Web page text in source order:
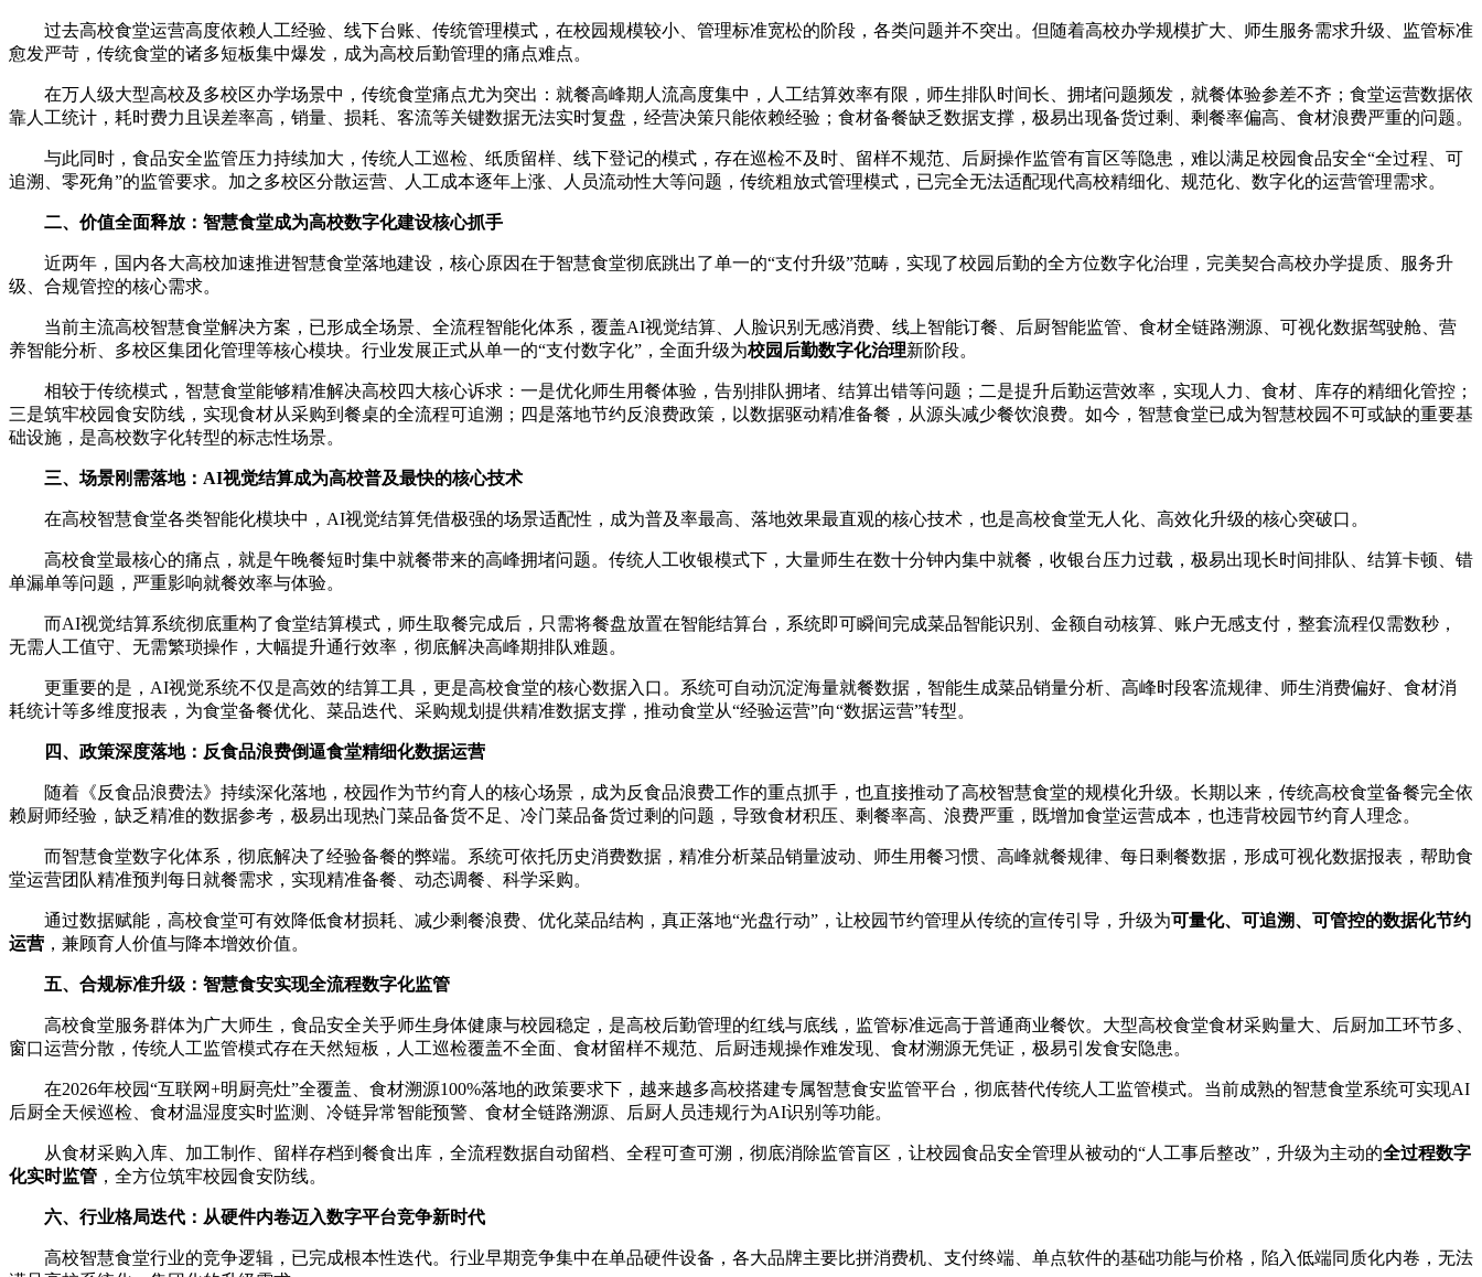
过去高校食堂运营高度依赖人工经验、线下台账、传统管理模式，在校园规模较小、管理标准宽松的阶段，各类问题并不突出。但随着高校办学规模扩大、师生服务需求升级、监管标准
愈发严苛，传统食堂的诸多短板集中爆发，成为高校后勤管理的痛点难点。
在万人级大型高校及多校区办学场景中，传统食堂痛点尤为突出：就餐高峰期人流高度集中，人工结算效率有限，师生排队时间长、拥堵问题频发，就餐体验参差不齐；食堂运营数据依
靠人工统计，耗时费力且误差率高，销量、损耗、客流等关键数据无法实时复盘，经营决策只能依赖经验；食材备餐缺乏数据支撑，极易出现备货过剩、剩餐率偏高、食材浪费严重的问题。
与此同时，食品安全监管压力持续加大，传统人工巡检、纸质留样、线下登记的模式，存在巡检不及时、留样不规范、后厨操作监管有盲区等隐患，难以满足校园食品安全“全过程、可
追溯、零死角”的监管要求。加之多校区分散运营、人工成本逐年上涨、人员流动性大等问题，传统粗放式管理模式，已完全无法适配现代高校精细化、规范化、数字化的运营管理需求。
二、价值全面释放：智慧食堂成为高校数字化建设核心抓手
近两年，国内各大高校加速推进智慧食堂落地建设，核心原因在于智慧食堂彻底跳出了单一的“支付升级”范畴，实现了校园后勤的全方位数字化治理，完美契合高校办学提质、服务升
级、合规管控的核心需求。
当前主流高校智慧食堂解决方案，已形成全场景、全流程智能化体系，覆盖AI视觉结算、人脸识别无感消费、线上智能订餐、后厨智能监管、食材全链路溯源、可视化数据驾驶舱、营
养智能分析、多校区集团化管理等核心模块。行业发展正式从单一的“支付数字化”，全面升级为校园后勤数字化治理新阶段。
相较于传统模式，智慧食堂能够精准解决高校四大核心诉求：一是优化师生用餐体验，告别排队拥堵、结算出错等问题；二是提升后勤运营效率，实现人力、食材、库存的精细化管控；
三是筑牢校园食安防线，实现食材从采购到餐桌的全流程可追溯；四是落地节约反浪费政策，以数据驱动精准备餐，从源头减少餐饮浪费。如今，智慧食堂已成为智慧校园不可或缺的重要基
础设施，是高校数字化转型的标志性场景。
三、场景刚需落地：AI视觉结算成为高校普及最快的核心技术
在高校智慧食堂各类智能化模块中，AI视觉结算凭借极强的场景适配性，成为普及率最高、落地效果最直观的核心技术，也是高校食堂无人化、高效化升级的核心突破口。
高校食堂最核心的痛点，就是午晚餐短时集中就餐带来的高峰拥堵问题。传统人工收银模式下，大量师生在数十分钟内集中就餐，收银台压力过载，极易出现长时间排队、结算卡顿、错
单漏单等问题，严重影响就餐效率与体验。
而AI视觉结算系统彻底重构了食堂结算模式，师生取餐完成后，只需将餐盘放置在智能结算台，系统即可瞬间完成菜品智能识别、金额自动核算、账户无感支付，整套流程仅需数秒，
无需人工值守、无需繁琐操作，大幅提升通行效率，彻底解决高峰期排队难题。
更重要的是，AI视觉系统不仅是高效的结算工具，更是高校食堂的核心数据入口。系统可自动沉淀海量就餐数据，智能生成菜品销量分析、高峰时段客流规律、师生消费偏好、食材消
耗统计等多维度报表，为食堂备餐优化、菜品迭代、采购规划提供精准数据支撑，推动食堂从“经验运营”向“数据运营”转型。
四、政策深度落地：反食品浪费倒逼食堂精细化数据运营
随着《反食品浪费法》持续深化落地，校园作为节约育人的核心场景，成为反食品浪费工作的重点抓手，也直接推动了高校智慧食堂的规模化升级。长期以来，传统高校食堂备餐完全依
赖厨师经验，缺乏精准的数据参考，极易出现热门菜品备货不足、冷门菜品备货过剩的问题，导致食材积压、剩餐率高、浪费严重，既增加食堂运营成本，也违背校园节约育人理念。
而智慧食堂数字化体系，彻底解决了经验备餐的弊端。系统可依托历史消费数据，精准分析菜品销量波动、师生用餐习惯、高峰就餐规律、每日剩餐数据，形成可视化数据报表，帮助食
堂运营团队精准预判每日就餐需求，实现精准备餐、动态调餐、科学采购。
通过数据赋能，高校食堂可有效降低食材损耗、减少剩餐浪费、优化菜品结构，真正落地“光盘行动”，让校园节约管理从传统的宣传引导，升级为可量化、可追溯、可管控的数据化节约
运营 ，兼顾育人价值与降本增效价值。
五、合规标准升级：智慧食安实现全流程数字化监管
高校食堂服务群体为广大师生，食品安全关乎师生身体健康与校园稳定，是高校后勤管理的红线与底线，监管标准远高于普通商业餐饮。大型高校食堂食材采购量大、后厨加工环节多、
窗口运营分散，传统人工监管模式存在天然短板，人工巡检覆盖不全面、食材留样不规范、后厨违规操作难发现、食材溯源无凭证，极易引发食安隐患。
在2026年校园“互联网+明厨亮灶”全覆盖、食材溯源100%落地的政策要求下，越来越多高校搭建专属智慧食安监管平台，彻底替代传统人工监管模式。当前成熟的智慧食堂系统可实现AI
后厨全天候巡检、食材温湿度实时监测、冷链异常智能预警、食材全链路溯源、后厨人员违规行为AI识别等功能。
从食材采购入库、加工制作、留样存档到餐食出库，全流程数据自动留档、全程可查可溯，彻底消除监管盲区，让校园食品安全管理从被动的“人工事后整改”，升级为主动的全过程数字
化实时监管 ，全方位筑牢校园食安防线。
六、行业格局迭代：从硬件内卷迈入数字平台竞争新时代
高校智慧食堂行业的竞争逻辑，已完成根本性迭代。行业早期竞争集中在单品硬件设备，各大品牌主要比拼消费机、支付终端、单点软件的基础功能与价格，陷入低端同质化内卷，无法